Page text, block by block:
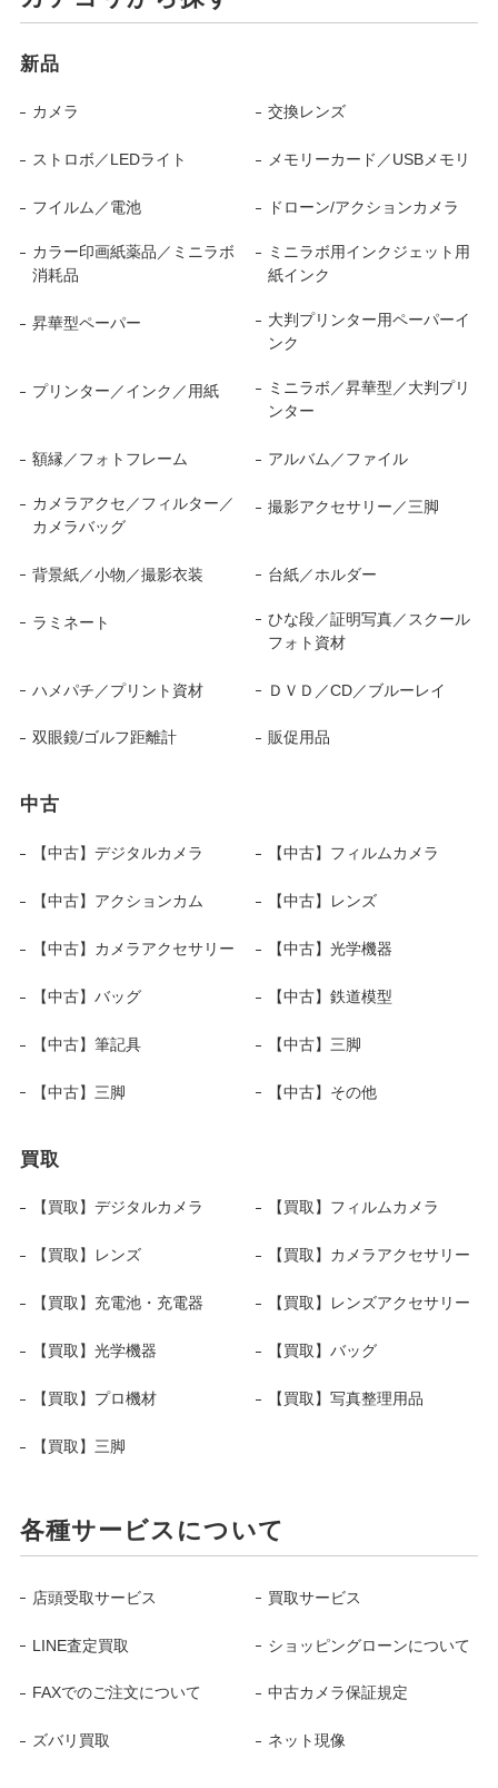
新品
カメラ 交換レンズ
ストロボ／LEDライト メモリーカード／USBメモリ
フイルム／電池 ドローン/アクションカメラ
カラー印画紙薬品／ミニラボ
消耗品
ミニラボ用インクジェット用
紙インク
昇華型ペーパー
大判プリンター用ペーパーイ
ンク
プリンター／インク／用紙
ミニラボ／昇華型／大判プリ
ンター
額縁／フォトフレーム アルバム／ファイル
カメラアクセ／フィルター／
カメラバッグ
撮影アクセサリー／三脚
背景紙／小物／撮影衣装 台紙／ホルダー
ラミネート
ひな段／証明写真／スクール
フォト資材
ハメパチ／プリント資材 ＤＶＤ／CD／ブルーレイ
双眼鏡/ゴルフ距離計 販促用品
中古
【中古】デジタルカメラ 【中古】フィルムカメラ
【中古】アクションカム 【中古】レンズ
【中古】カメラアクセサリー 【中古】光学機器
【中古】バッグ 【中古】鉄道模型
【中古】筆記具 【中古】三脚
【中古】三脚 【中古】その他
買取
【買取】デジタルカメラ 【買取】フィルムカメラ
【買取】レンズ 【買取】カメラアクセサリー
【買取】充電池・充電器 【買取】レンズアクセサリー
【買取】光学機器 【買取】バッグ
【買取】プロ機材 【買取】写真整理用品
【買取】三脚
各種サービスについて
店頭受取サービス 買取サービス
LINE査定買取 ショッピングローンについて
FAXでのご注文について 中古カメラ保証規定
ズバリ買取 ネット現像